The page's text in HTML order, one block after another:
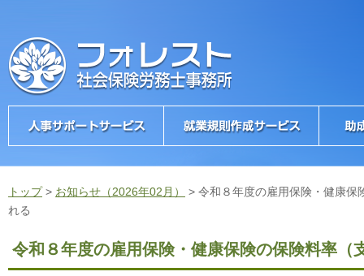
トップ> お知らせ（2026年02月） > 令和８年度の雇用保険・健康
れる
令和８年度の雇用保険・健康保険の保険料率